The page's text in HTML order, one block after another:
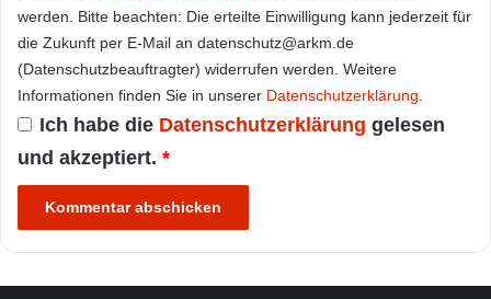
werden. Bitte beachten: Die erteilte Einwilligung kann jederzeit für
die Zukunft per E-Mail an datenschutz@arkm.de
(Datenschutzbeauftragter) widerrufen werden. Weitere
Informationen finden Sie in unserer Datenschutzerklärung
Ich habe die Datenschutzerklärung gelesen
und akzeptiert. *